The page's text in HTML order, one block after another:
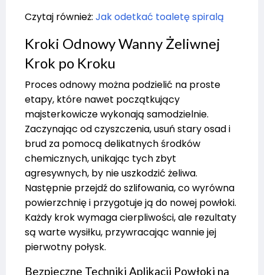
Czytaj również: Jak odetkać toaletę spiralą
Kroki Odnowy Wanny Żeliwnej
Krok po Kroku
Proces odnowy można podzielić na proste
etapy, które nawet początkujący
majsterkowicze wykonają samodzielnie.
Zaczynając od czyszczenia, usuń stary osad i
brud za pomocą delikatnych środków
chemicznych, unikając tych zbyt
agresywnych, by nie uszkodzić żeliwa.
Następnie przejdź do szlifowania, co wyrówna
powierzchnię i przygotuje ją do nowej powłoki.
Każdy krok wymaga cierpliwości, ale rezultaty
są warte wysiłku, przywracając wannie jej
pierwotny połysk.
Bezpieczne Techniki Aplikacji Powłoki na